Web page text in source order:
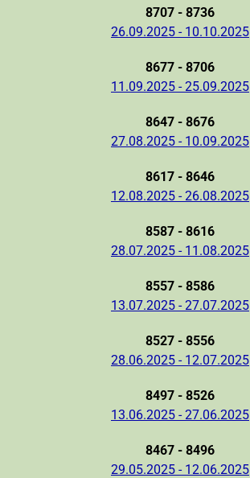
8707 - 8736
26.09.2025 - 10.10.2025
8677 - 8706
11.09.2025 - 25.09.2025
8647 - 8676
27.08.2025 - 10.09.2025
8617 - 8646
12.08.2025 - 26.08.2025
8587 - 8616
28.07.2025 - 11.08.2025
8557 - 8586
13.07.2025 - 27.07.2025
8527 - 8556
28.06.2025 - 12.07.2025
8497 - 8526
13.06.2025 - 27.06.2025
8467 - 8496
29.05.2025 - 12.06.2025